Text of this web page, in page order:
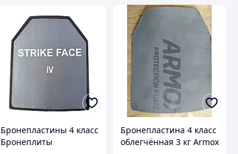
Бронепластины 4 класс
Бронеплиты
Бронепластина 4 класс
облегчённая 3 кг Armox